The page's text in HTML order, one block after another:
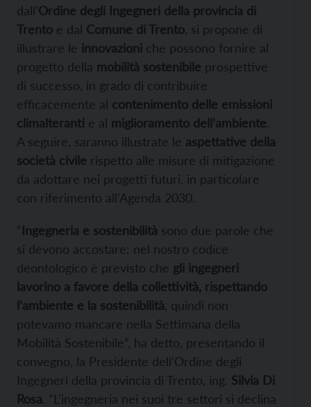
dall’Ordine degli Ingegneri della provincia di
Trento e dal Comune di Trento , si propone di
illustrare le innovazioni che possono fornire al
progetto della mobilità sostenibile prospettive
di successo, in grado di contribuire
efficacemente al contenimento delle emissioni
climalteranti e al miglioramento dell’ambiente.
A seguire, saranno illustrate le aspettative della
società civile rispetto alle misure di mitigazione
da adottare nei progetti futuri, in particolare
con riferimento all’Agenda 2030.
“Ingegneria e sostenibilità sono due parole che
si devono accostare: nel nostro codice
deontologico è previsto che gli ingegneri
lavorino a favore della collettività, rispettando
l’ambiente e la sostenibilità , quindi non
potevamo mancare nella Settimana della
Mobilità Sostenibile”, ha detto, presentando il
convegno, la Presidente dell’Ordine degli
Ingegneri della provincia di Trento, ing. Silvia Di
Rosa. “L’ingegneria nei suoi tre settori si declina